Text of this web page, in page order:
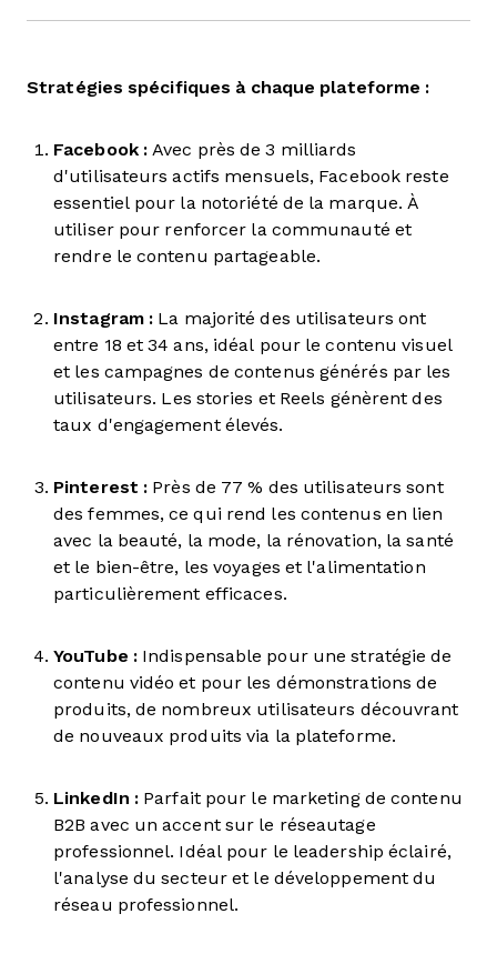
Stratégies spécifiques à chaque plateforme :
Facebook : Avec près de 3 milliards
d'utilisateurs actifs mensuels, Facebook reste
essentiel pour la notoriété de la marque. À
utiliser pour renforcer la communauté et
rendre le contenu partageable.
Instagram : La majorité des utilisateurs ont
entre 18 et 34 ans, idéal pour le contenu visuel
et les campagnes de contenus générés par les
utilisateurs. Les stories et Reels génèrent des
taux d'engagement élevés.
Pinterest : Près de 77 % des utilisateurs sont
des femmes, ce qui rend les contenus en lien
avec la beauté, la mode, la rénovation, la santé
et le bien-être, les voyages et l'alimentation
particulièrement efficaces.
YouTube : Indispensable pour une stratégie de
contenu vidéo et pour les démonstrations de
produits, de nombreux utilisateurs découvrant
de nouveaux produits via la plateforme.
LinkedIn : Parfait pour le marketing de contenu
B2B avec un accent sur le réseautage
professionnel. Idéal pour le leadership éclairé,
l'analyse du secteur et le développement du
réseau professionnel.